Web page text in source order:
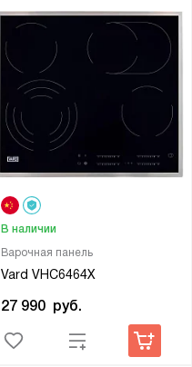
Варочная панель
Vard VHC6464X
В наличии
27 990 руб.